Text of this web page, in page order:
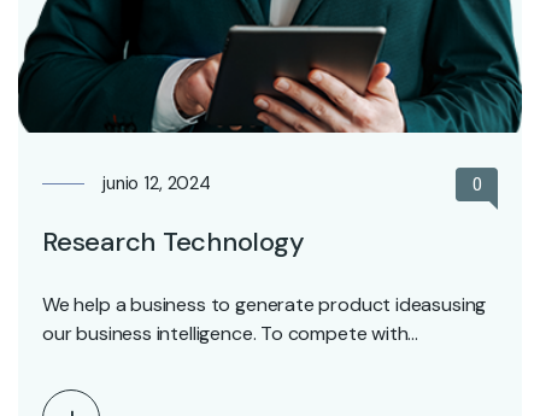
junio 12, 2024 0
Research Technology
We help a business to generate product ideasusing
our business intelligence. To compete with